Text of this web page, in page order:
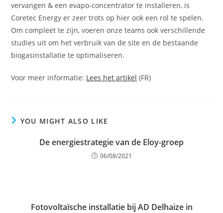
vervangen & een evapo-concentrator te installeren, is
Coretec Energy er zeer trots op hier ook een rol te spelen.
Om compleet te zijn, voeren onze teams ook verschillende
studies uit om het verbruik van de site en de bestaande
biogasinstallatie te optimaliseren.
Voor meer informatie: Lees het artikel (FR)
YOU MIGHT ALSO LIKE
De energiestrategie van de Eloy-groep
06/08/2021
Fotovoltaïsche installatie bij AD Delhaize in